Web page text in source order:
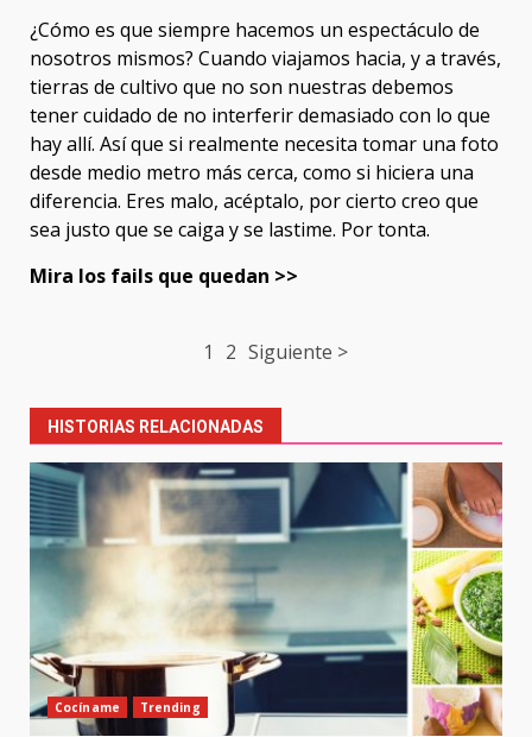
¿Cómo es que siempre hacemos un espectáculo de
nosotros mismos? Cuando viajamos hacia, y a través,
tierras de cultivo que no son nuestras debemos
tener cuidado de no interferir demasiado con lo que
hay allí. Así que si realmente necesita tomar una foto
desde medio metro más cerca, como si hiciera una
diferencia. Eres malo, acéptalo, por cierto creo que
sea justo que se caiga y se lastime. Por tonta.
Mira los fails que quedan >>
1 2 Siguiente >
HISTORIAS RELACIONADAS
Cocíname Trending